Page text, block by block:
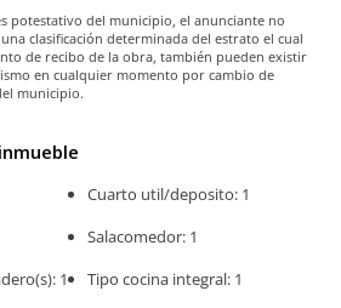
potestativo del municipio, el anunciante no
clasificación determinada del estrato el cual
de recibo de la obra, también pueden existir
en cualquier momento por cambio de
municipio.
1
Cuarto util/deposito: 1
Salacomedor: 1
Tipo cocina integral: 1